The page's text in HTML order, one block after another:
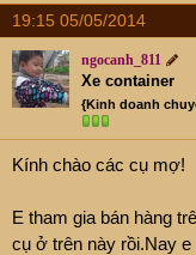
a
r
t
e
19:15 05/05/2014
ngocanh_811
Xe container
{Kinh doanh
Kính chào các cụ mợ!
E tham gia bán hàng
cụ ở trên này rồi.Nay e